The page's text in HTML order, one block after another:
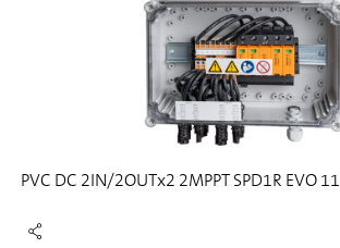
PVC DC 2IN/2OUTx2 2MPPT SPD1R EVO 11